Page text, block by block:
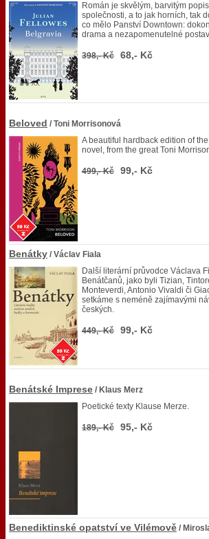
Román je skvělým, barvitým
společnosti, a to jak horních, tak
co mělo Panství Downtown:
drama a nezapomenutelné
398,- Kč 68,- Kč
Beloved / Toni Morrisonová
A beautiful hardback edition of
novel, from the great Toni
499,- Kč 99,- Kč
Benátky / Václav Fiala
Další literární průvodce Václava
Benátčanů, jako byli Tizian,
Monteverdi, Antonio Vivaldi či
setkáme s neméně zajímavými
českých.
449,- Kč 99,- Kč
Benátské Imprese / Klaus Merz
Poetické texty Klause Merze.
189,- Kč 95,- Kč
Benediktinské opatství ve Vilémově /